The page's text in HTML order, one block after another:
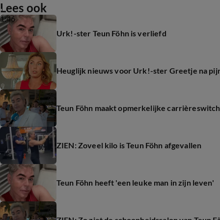
1:46
Lees ook
Urk!-ster Teun Föhn is verliefd
Heuglijk nieuws voor Urk!-ster Greetje na
Teun Föhn maakt opmerkelijke carrièreswitch
ZIEN: Zoveel kilo is Teun Föhn afgevallen
Teun Föhn heeft 'een leuke man in zijn leven'